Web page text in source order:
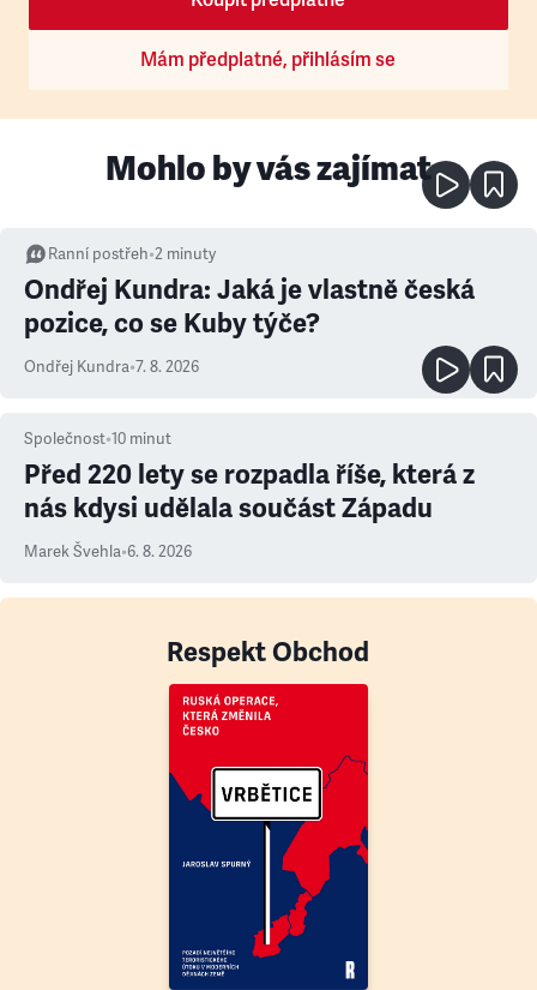
Mám předplatné, přihlásím se
Mohlo by vás zajímat
Ranní postřeh•2 minuty
Ondřej Kundra: Jaká je vlastně česká
pozice, co se Kuby týče?
Ondřej Kundra•7. 8. 2026
Společnost•10 minut
Před 220 lety se rozpadla říše, která z
nás kdysi udělala součást Západu
Marek Švehla•6. 8. 2026
Respekt Obchod